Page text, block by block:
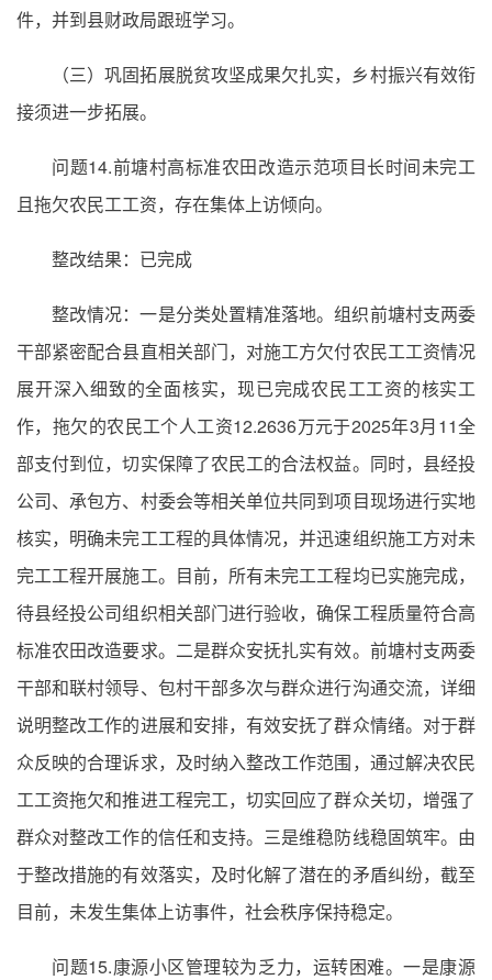
件，并到县财政局跟班学习。
（三）巩固拓展脱贫攻坚成果欠扎实，乡村振兴有效衔
接须进一步拓展。
问题14.前塘村高标准农田改造示范项目长时间未完工
且拖欠农民工工资，存在集体上访倾向。
整改结果：已完成
整改情况：一是分类处置精准落地。组织前塘村支两委
干部紧密配合县直相关部门，对施工方欠付农民工工资情况
展开深入细致的全面核实，现已完成农民工工资的核实工
作，拖欠的农民工个人工资12.2636万元于2025年3月11全
部支付到位，切实保障了农民工的合法权益。同时，县经投
公司、承包方、村委会等相关单位共同到项目现场进行实地
核实，明确未完工工程的具体情况，并迅速组织施工方对未
完工工程开展施工。目前，所有未完工工程均已实施完成，
待县经投公司组织相关部门进行验收，确保工程质量符合高
标准农田改造要求。二是群众安抚扎实有效。前塘村支两委
干部和联村领导、包村干部多次与群众进行沟通交流，详细
说明整改工作的进展和安排，有效安抚了群众情绪。对于群
众反映的合理诉求，及时纳入整改工作范围，通过解决农民
工工资拖欠和推进工程完工，切实回应了群众关切，增强了
群众对整改工作的信任和支持。三是维稳防线稳固筑牢。由
于整改措施的有效落实，及时化解了潜在的矛盾纠纷，截至
目前，未发生集体上访事件，社会秩序保持稳定。
问题15.康源小区管理较为乏力，运转困难。一是康源